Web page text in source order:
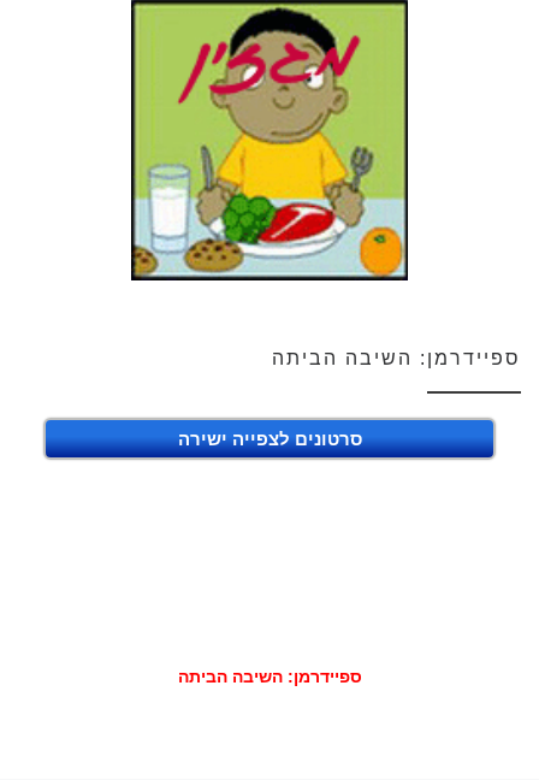
ספיידרמן: השיבה הביתה
סרטונים לצפייה ישירה
ספיידרמן: השיבה הביתה